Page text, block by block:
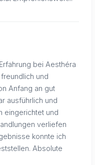
bei Aesthéra
und
Anfang an gut
ausführlich und
eingerichtet und
verliefen
konnte ich
Absolute